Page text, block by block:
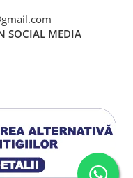
SOCIAL MEDIA